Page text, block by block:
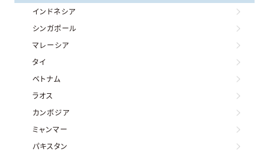
インドネシア
シンガポール
マレーシア
タイ
ベトナム
ラオス
カンボジア
ミャンマー
パキスタン